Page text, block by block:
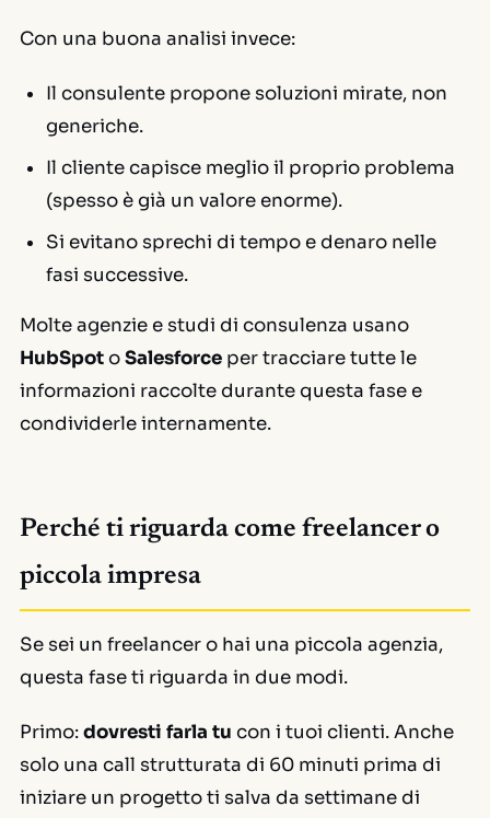
Con una buona analisi invece:
Il consulente propone soluzioni mirate, non
generiche.
Il cliente capisce meglio il proprio problema
(spesso è già un valore enorme).
Si evitano sprechi di tempo e denaro nelle
fasi successive.
Molte agenzie e studi di consulenza usano
HubSpotoSalesforce per tracciare tutte le
informazioni raccolte durante questa fase e
condividerle internamente.
Perché ti riguarda come freelancer o
piccola impresa
Se sei un freelancer o hai una piccola agenzia,
questa fase ti riguarda in due modi.
Primo:dovresti farla tu con i tuoi clienti. Anche
solo una call strutturata di 60 minuti prima di
iniziare un progetto ti salva da settimane di